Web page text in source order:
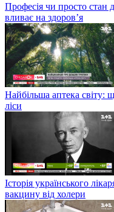
Професія чи просто стан
вливає на здоров’я
Найбільша аптека світу:
ліси
Історія українського
вакцину від холери